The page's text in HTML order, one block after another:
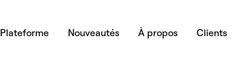
Plateforme Nouveautés À propos Clients